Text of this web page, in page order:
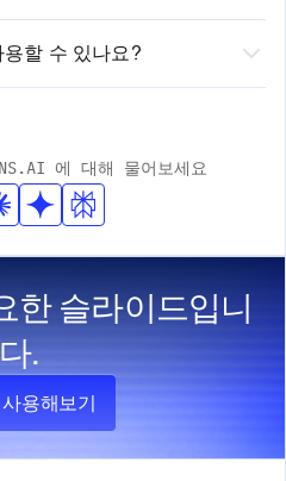
하여 맞춤형 콘텐츠를 생성합니
타일을 조정하고, 필요에 따
수 있습니다. 저희 플랫폼은
지정 옵션을 모두 제공합니
니다! 저희 AI 기반 플랫폼이
합니다. 고객님은 콘텐츠에만
고 세련되게 보이도록 보장합
할 수 있나요?
드 맞춤화를 지원합니다. 로
한 요소들을 자동으로 적용할
에 대해 물어보세요
한 슬라이드입니
.
용해보기